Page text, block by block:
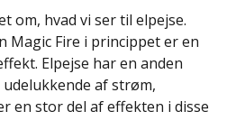
om, hvad vi ser til elpejse.
Magic Fire i princippet er en
Elpejse har en anden
af strøm,
en stor del af effekten i disse